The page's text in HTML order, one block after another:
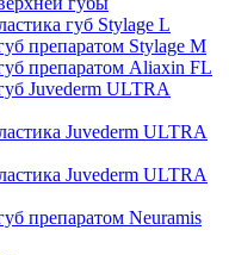
губ Stylage L
препаратом Stylage M
препаратом Aliaxin FL
Juvederm ULTRA
Juvederm ULTRA
Juvederm ULTRA
препаратом Neuramis